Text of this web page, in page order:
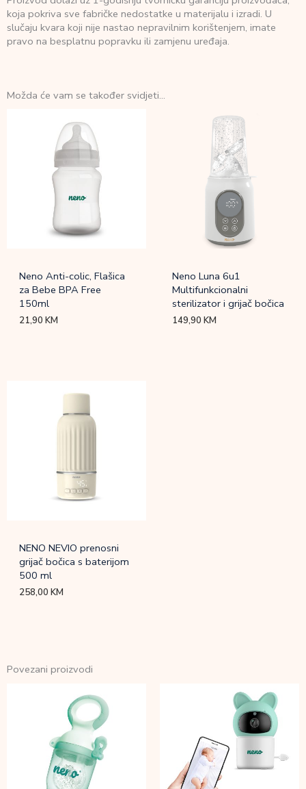
koja pokriva sve fabričke nedostatke u materijalu i izradi. U
slučaju kvara koji nije nastao nepravilnim korištenjem, imate
pravo na besplatnu popravku ili zamjenu uređaja.
Možda će vam se također svidjeti…
Neno Anti-colic, Flašica
za Bebe BPA Free
150ml
21,90KM
Neno Luna 6u1
Multifunkcionalni
sterilizator i grijač bočica
149,90KM
NENO NEVIO prenosni
grijač bočica s baterijom
500 ml
258,00KM
Povezani proizvodi